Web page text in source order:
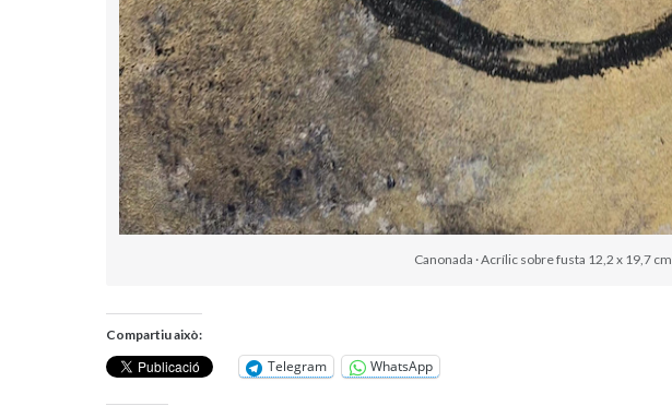
Canonada · Acrílic sobre fusta 12,2 x 19,7 cm
Compartiu això:
Telegram WhatsApp